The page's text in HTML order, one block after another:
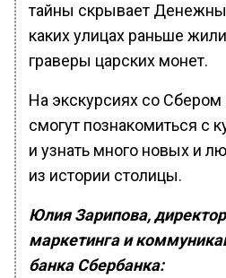
тайны скрывает
каких улицах раньше
граверы царских монет.
На экскурсиях со
смогут познакомиться с
и узнать много новых и
из истории столицы.
Юлия Зарипова,
маркетинга и
банка Сбербанка: